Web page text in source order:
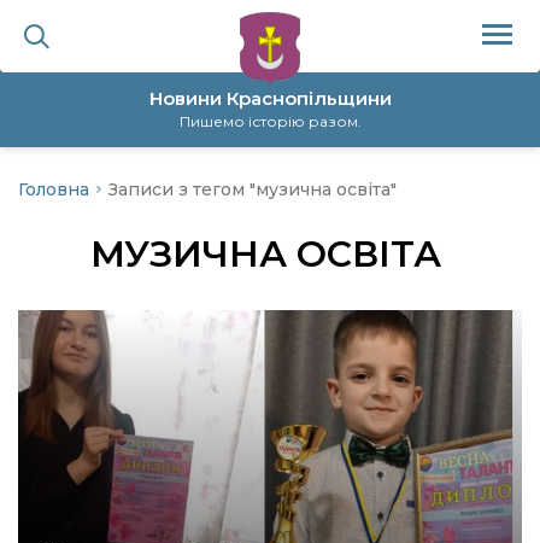
Новини Краснопільщини
Пишемо історію разом.
політика
Головна Записи з тегом "музична освіта"
МУЗИЧНА ОСВІТА